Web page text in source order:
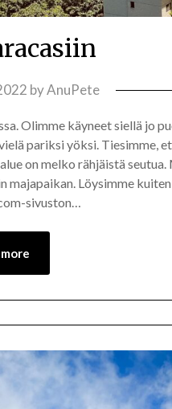
byAnuPete
Olimme käyneet siellä jo
pariksi yöksi. Tiesimme,
on melko rähjäistä
Löysimme
sivuston…